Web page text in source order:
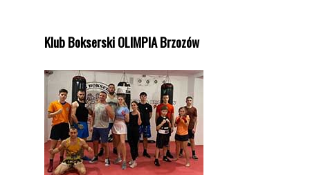
Klub Bokserski OLIMPIA Brzozów